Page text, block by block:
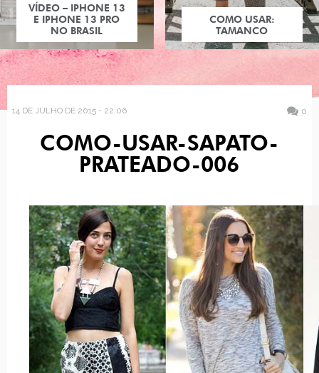
VÍDEO – IPHONE 13
E IPHONE 13 PRO
NO BRASIL
COMO USAR:
TAMANCO
14 DE JULHO DE 2015 - 22:06 0
COMO-USAR-SAPATO-
PRATEADO-006